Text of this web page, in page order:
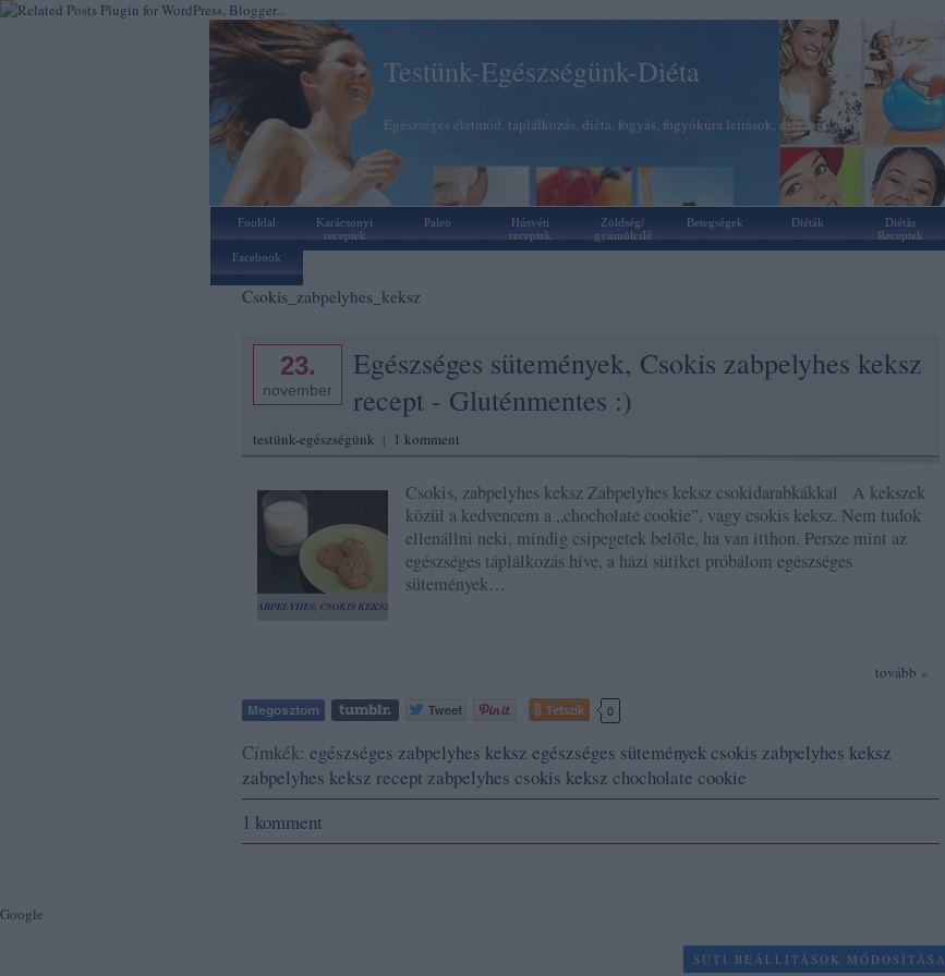
Testünk-Egészségünk-Diéta
Egészséges életmód, táplálkozás, diéta, fogyás, fogyókúra leírások, diétás receptek
Fooldal
Karácsonyi
receptek
Paleo
Húsvéti
receptek
Zöldség/
gyümölcslé
Betegségek Diéták
Diétás
Receptek
Facebook
Csokis_zabpelyhes_keksz
23.
november
Egészséges sütemények, Csokis zabpelyhes keksz
recept - Gluténmentes :)
testünk-egészségünk | 1 komment
Csokis, zabpelyhes keksz Zabpelyhes keksz csokidarabkákkal A kekszek
közül a kedvencem a „chocholate cookie”, vagy csokis keksz. Nem tudok
ellenállni neki, mindig csipegetek belőle, ha van itthon. Persze mint az
egészséges táplálkozás híve, a házi sütiket próbálom egészséges
sütemények…
tovább »
Tetszik 0
Címkék: egészséges zabpelyhes keksz egészséges süteményekcsokis zabpelyhes keksz
zabpelyhes keksz recept zabpelyhes csokis keksz chocholate cookie
1 komment
Google
SÜTI BEÁLLÍTÁSOK MÓDOSÍTÁSA